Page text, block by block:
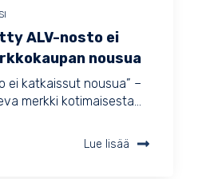
ALV-nosto ei
nousua
ei katkaissut nousua” –
merkki kotimaisesta...
Lue lisää